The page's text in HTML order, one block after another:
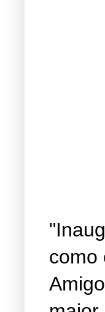
como